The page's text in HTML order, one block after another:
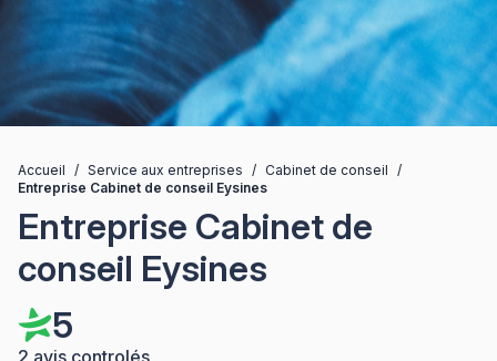
Accueil / Service aux entreprises / Cabinet de conseil
/
Entreprise Cabinet de conseil Eysines
Entreprise Cabinet de
conseil Eysines
5
2 avis controlés